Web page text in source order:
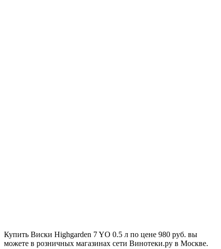
Купить Виски Highgarden 7 YO 0.5 л по цене 980 руб. вы
можете в розничных магазинах сети Винотеки.ру в Москве.